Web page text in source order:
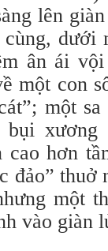
lên
dưới
ân ái
một con
một sa
xương
hơn
đảo” thuở
một
vào giàn